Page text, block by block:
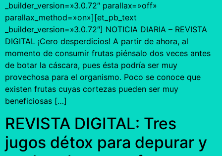
_builder_version=»3.0.72″ parallax=»off»
parallax_method=»on»][et_pb_text
_builder_version=»3.0.72″] NOTICIA DIARIA – REVISTA
DIGITAL ¡Cero desperdicios! A partir de ahora, al
momento de consumir frutas piénsalo dos veces antes
de botar la cáscara, pues ésta podría ser muy
provechosa para el organismo. Poco se conoce que
existen frutas cuyas cortezas pueden ser muy
beneficiosas […]
REVISTA DIGITAL: Tres
jugos détox para depurar y